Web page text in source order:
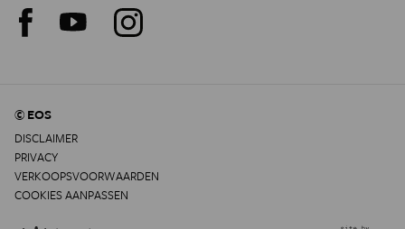
© EOS
DISCLAIMER
PRIVACY
VERKOOPSVOORWAARDEN
COOKIES AANPASSEN